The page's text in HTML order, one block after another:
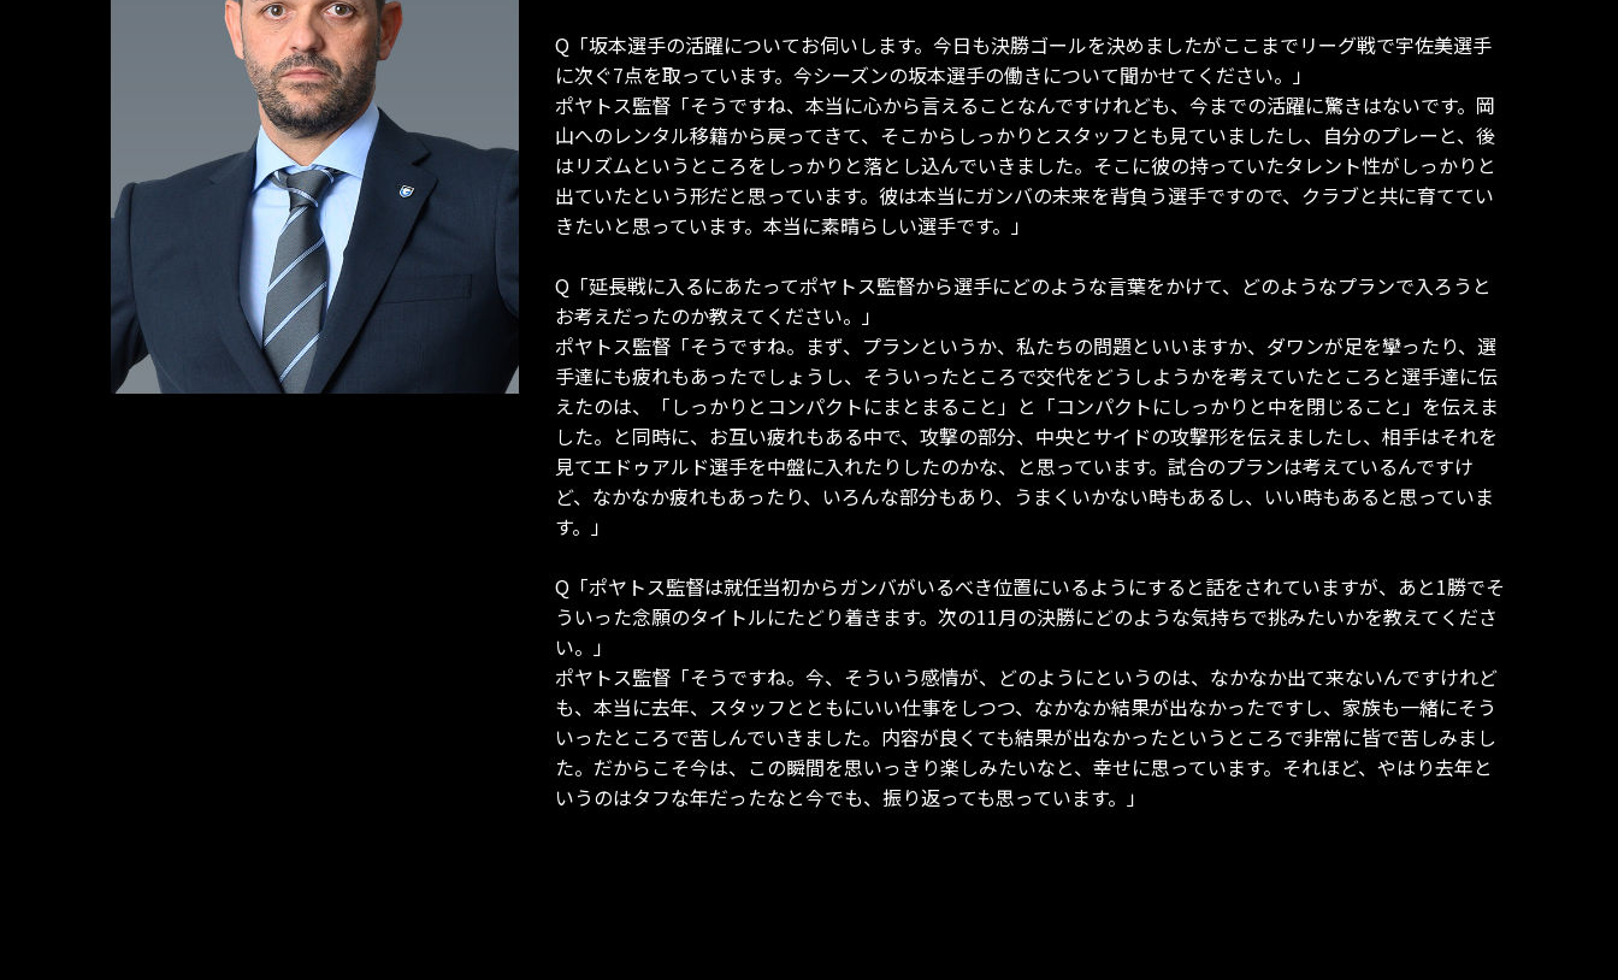
Q「坂本選手の活躍についてお伺いします。今日も決勝ゴールを決めましたがここまでリーグ戦で宇佐美選手
に次ぐ7点を取っています。今シーズンの坂本選手の働きについて聞かせてください。」
ポヤトス監督「そうですね、本当に心から言えることなんですけれども、今までの活躍に驚きはないです。岡
山へのレンタル移籍から戻ってきて、そこからしっかりとスタッフとも見ていましたし、自分のプレーと、後
はリズムというところをしっかりと落とし込んでいきました。そこに彼の持っていたタレント性がしっかりと
出ていたという形だと思っています。彼は本当にガンバの未来を背負う選手ですので、クラブと共に育ててい
きたいと思っています。本当に素晴らしい選手です。」
Q「延長戦に入るにあたってポヤトス監督から選手にどのような言葉をかけて、どのようなプランで入ろうと
お考えだったのか教えてください。」
ポヤトス監督「そうですね。まず、プランというか、私たちの問題といいますか、ダワンが足を攣ったり、選
手達にも疲れもあったでしょうし、そういったところで交代をどうしようかを考えていたところと選手達に伝
えたのは、「しっかりとコンパクトにまとまること」と「コンパクトにしっかりと中を閉じること」を伝えま
した。と同時に、お互い疲れもある中で、攻撃の部分、中央とサイドの攻撃形を伝えましたし、相手はそれを
見てエドゥアルド選手を中盤に入れたりしたのかな、と思っています。試合のプランは考えているんですけ
ど、なかなか疲れもあったり、いろんな部分もあり、うまくいかない時もあるし、いい時もあると思っていま
す。」
Q「ポヤトス監督は就任当初からガンバがいるべき位置にいるようにすると話をされていますが、あと1勝でそ
ういった念願のタイトルにたどり着きます。次の11月の決勝にどのような気持ちで挑みたいかを教えてくださ
い。」
ポヤトス監督「そうですね。今、そういう感情が、どのようにというのは、なかなか出て来ないんですけれど
も、本当に去年、スタッフとともにいい仕事をしつつ、なかなか結果が出なかったですし、家族も一緒にそう
いったところで苦しんでいきました。内容が良くても結果が出なかったというところで非常に皆で苦しみまし
た。だからこそ今は、この瞬間を思いっきり楽しみたいなと、幸せに思っています。それほど、やはり去年と
いうのはタフな年だったなと今でも、振り返っても思っています。」